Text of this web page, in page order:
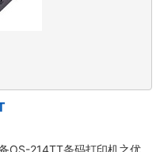
OS-214TT条码打印机之优